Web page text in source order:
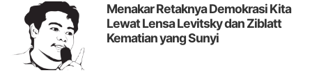
Menakar Retaknya Demokrasi Kita
Lewat Lensa Levitsky dan Ziblatt
Kematian yang Sunyi